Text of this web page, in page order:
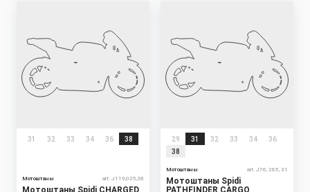
31 32 33 34 36 38
Мотоштаны art. J119,025,38
Мотоштаны Spidi CHARGED
29 31 32 33 34
36
38
Мотоштаны art. J76, 265, 31
Мотоштаны Spidi
PATHFINDER CARGO